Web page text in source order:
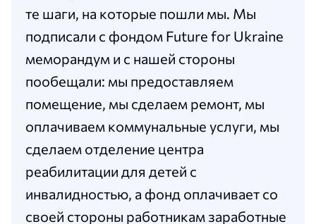
те шаги, на которые пошли мы. Мы
подписали с фондом Future for Ukraine
меморандум и с нашей стороны
пообещали: мы предоставляем
помещение, мы сделаем ремонт, мы
оплачиваем коммунальные услуги, мы
сделаем отделение центра
реабилитации для детей с
инвалидностью, а фонд оплачивает со
своей стороны работникам заработные